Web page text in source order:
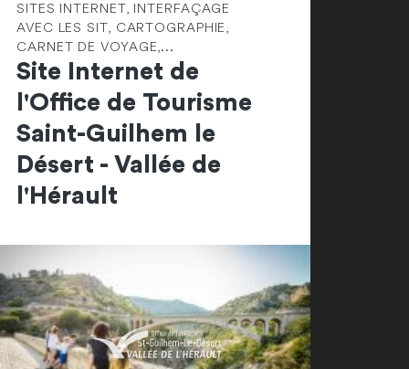
SITES INTERNET, INTERFAÇAGE
AVEC LES SIT, CARTOGRAPHIE,
CARNET DE VOYAGE,...
Site Internet de
l'Office de Tourisme
Saint-Guilhem le
Désert - Vallée de
l'Hérault